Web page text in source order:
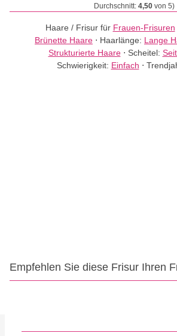
Durchschnitt: 4,50von 5)
Haare / Frisur für Frauen-Frisuren
Brünette Haare ⋅ Haarlänge: Lange
Strukturierte Haare⋅ Scheitel:
Schwierigkeit: Einfach ⋅
Empfehlen Sie diese Frisur Ihren